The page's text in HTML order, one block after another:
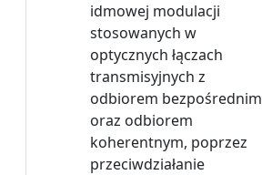
idmowej modulacji
stosowanych w
optycznych łączach
transmisyjnych z
odbiorem bezpośrednim
oraz odbiorem
koherentnym, poprzez
przeciwdziałanie